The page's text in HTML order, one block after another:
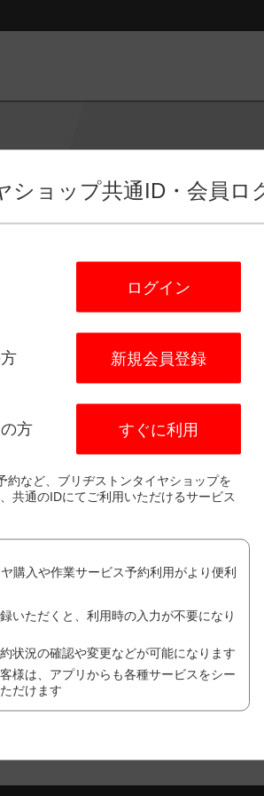
日程選択
港北ニュータウン
神奈川県横浜市都筑区川和町１７４
943-1851
バルブなど）により、価格が変わる場合が
る場合がございます。詳しくは、店舗にてご
する場合がございます。詳しくは、店舗にて
ん。
ショップ共通ID・会員ロ
ログイン
新規会員登録
方 すぐに利用
約など、ブリヂストンタイヤショップを
共通のIDにてご利用いただけるサービス
購入や作業サービス予約利用がより便利
いただくと、利用時の入力が不要になり
状況の確認や変更などが可能になります
様は、アプリからも各種サービスをシー
だけます